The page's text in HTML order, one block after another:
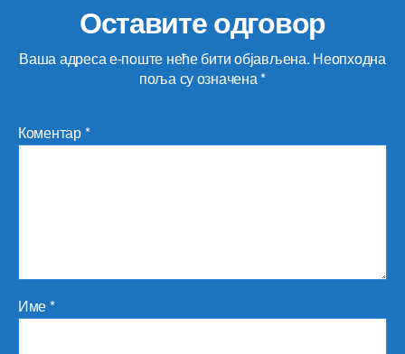
Оставите одговор
Ваша адреса е-поште неће бити објављена. Неопходна
поља су означена*
Коментар*
Име*